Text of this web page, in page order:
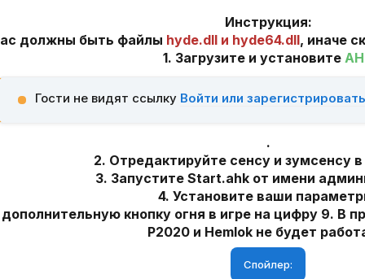
Инструкция:
должны быть файлы hyde.dll и hyde64.dll, иначе
1. Загрузите и установите
Гости не видят ссылку Войти или
.
2. Отредактируйте сенсу и зумсенcу
3. Запустите Start.ahk от имени
4. Установите ваши
дополнительную кнопку огня в игре на цифру 9. В
P2020 и Hemlok не будет
Спойлер: